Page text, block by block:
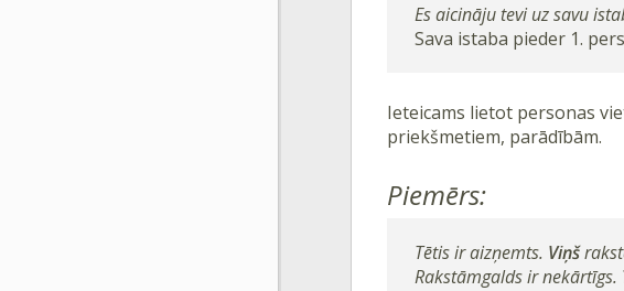
Es aicināju tevi uz savu
Sava istaba pieder 1.
Ieteicams lietot personas
priekšmetiem, parādībām.
Piemērs:
Tētis ir aizņemts. Viņš
Rakstāmgalds ir nekārtīgs.